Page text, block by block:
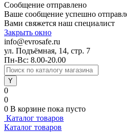
Сообщение отправлено
Ваше сообщение успешно
Вами свяжется наш специалист
Закрыть окно
info@evrosafe.ru
ул. Подъёмная, 14, стр. 7
Пн-Вс: 8.00-20.00
0
0
0 В корзине пока пусто
Каталог товаров
Каталог товаров